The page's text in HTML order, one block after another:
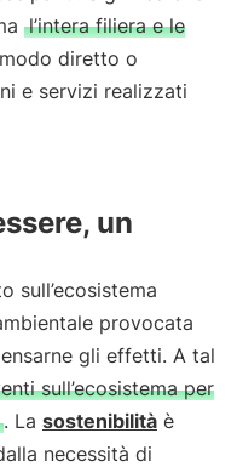
l’intera filiera e le
diretto o
e servizi realizzati
un
sull’ecosistema
provocata
gli effetti. A tal
sull’ecosistema per
. La sostenibilità è
necessità di